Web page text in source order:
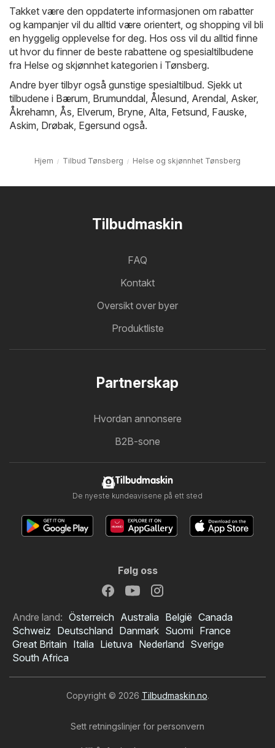
Takket være den oppdaterte informasjonen om rabatter
og kampanjer vil du alltid være orientert, og shopping vil bli
en hyggelig opplevelse for deg. Hos oss vil du alltid finne
ut hvor du finner de beste rabattene og spesialtilbudene
fra Helse og skjønnhet kategorien i Tønsberg.
Andre byer tilbyr også gunstige spesialtilbud. Sjekk ut
tilbudene i Bærum, Brumunddal, Ålesund, Arendal, Asker,
Åkrehamn, Ås, Elverum, Bryne, Alta, Fetsund, Fauske,
Askim, Drøbak, Egersund også.
Hjem Tilbud Tønsberg Helse og skjønnhet Tønsberg
Tilbudmaskin
FAQ
Kontakt
Oversikt over byer
Produktliste
Partnerskap
Hvordan annonsere
B2B-sone
Tilbudmaskin
De nyeste kundeavisene på ett sted
Følg oss
Andre land: Österreich Australia België Canada
Schweiz Deutschland Danmark Suomi France
Great Britain Italia Lietuva Nederland Sverige
South Africa
Copyright © 2026 Tilbudmaskin.no.
Sett retningslinjer for personvern